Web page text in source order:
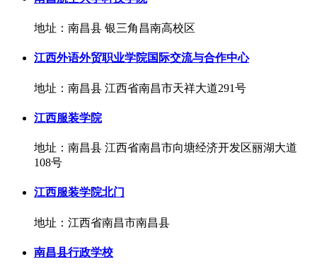
地址：南昌县 银三角昌南高校区
江西外语外贸职业学院国际交流与合作中心
地址：南昌县 江西省南昌市天祥大道291号
江西服装学院
地址：南昌县 江西省南昌市向塘经济开发区丽湖大道
108号
江西服装学院北门
地址：江西省南昌市南昌县
南昌县行政学校